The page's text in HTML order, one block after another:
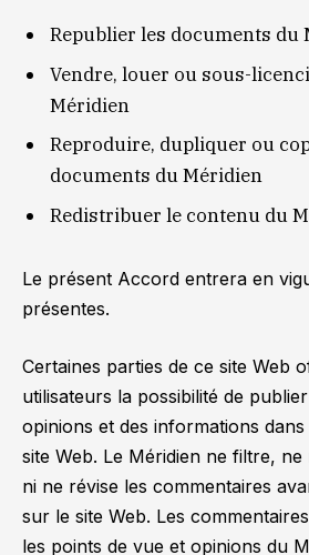
Republier les documents du
Vendre, louer ou sous-
Méridien
Reproduire, dupliquer ou
documents du Méridien
Redistribuer le contenu du
Le présent Accord entrera en
présentes.
Certaines parties de ce site Web
utilisateurs la possibilité de
opinions et des informations
site Web. Le Méridien ne filtre,
ni ne révise les commentaires
sur le site Web. Les
les points de vue et opinions du